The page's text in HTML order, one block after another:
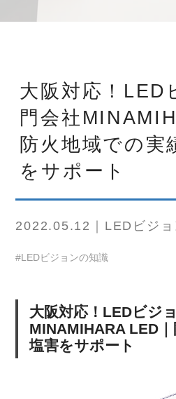
大阪対応！LED
門会社
防火地域での実
をサポート
2022.05.12｜LEDビジョ
#LEDビジョンの知識
大阪対応！LEDビジ
MINAMIHARA LED｜
塩害をサポート